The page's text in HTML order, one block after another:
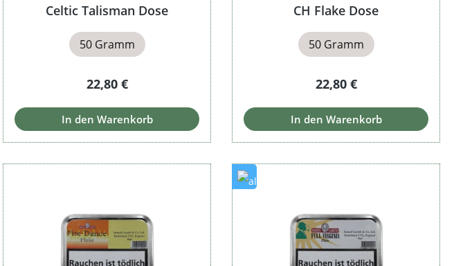
Celtic Talisman Dose
50 Gramm
Regulärer Preis:
22,80 €
In den Warenkorb
CH Flake Dose
50 Gramm
Regulärer Preis:
22,80 €
In den Warenkorb